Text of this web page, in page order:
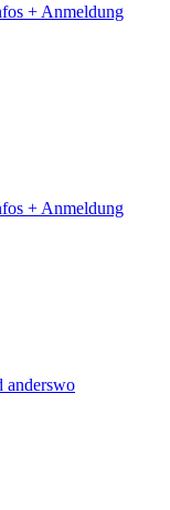
+ Anmeldung
+ Anmeldung
anderswo